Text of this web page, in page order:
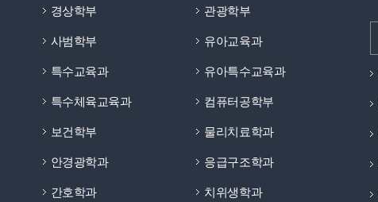
경상학부 관광학부
사범학부 유아교육과
특수교육과 유아특수교육과
특수체육교육과 컴퓨터공학부
보건학부 물리치료학과
안경광학과 응급구조학과
간호학과 치위생학과